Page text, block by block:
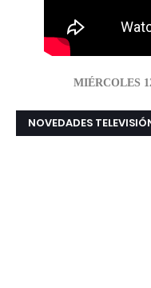
MIÉRCOLES
NOVEDADES